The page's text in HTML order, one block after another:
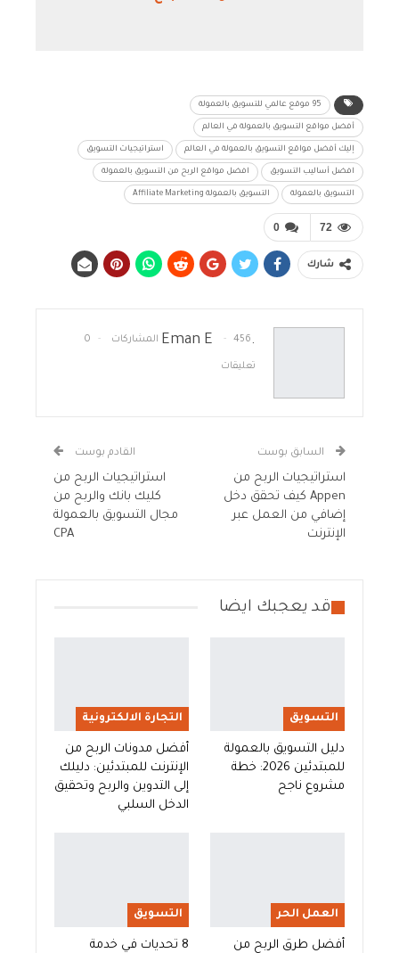
95 موقع عالمي للتسويق بالعمولة
أفضل مواقع التسويق بالعمولة في العالم
إليك أفضل مواقع التسويق بالعمولة في العالم استراتيجيات التسويق
افضل أساليب التسويق افضل مواقع الربح من التسويق بالعمولة
التسويق بالعمولة التسويق بالعمولة Affiliate Marketing
0 72
شارك
.Eman E 456 المشاركات 0
تعليقات
السابق بوست
استراتيجيات الربح من
Appen كيف تحقق دخل
إضافي من العمل عبر
الإنترنت
القادم بوست
استراتيجيات الربح من
كليك بانك والربح من
مجال التسويق بالعمولة
CPA
قد يعجبك ايضا
التسويق
دليل التسويق بالعمولة
للمبتدئين 2026: خطة
مشروع ناجح
التجارة الالكترونية
أفضل مدونات الربح من
الإنترنت للمبتدئين: دليلك
إلى التدوين والربح وتحقيق
الدخل السلبي
العمل الحر
أفضل طرق الربح من
التسويق
8 تحديات في خدمة